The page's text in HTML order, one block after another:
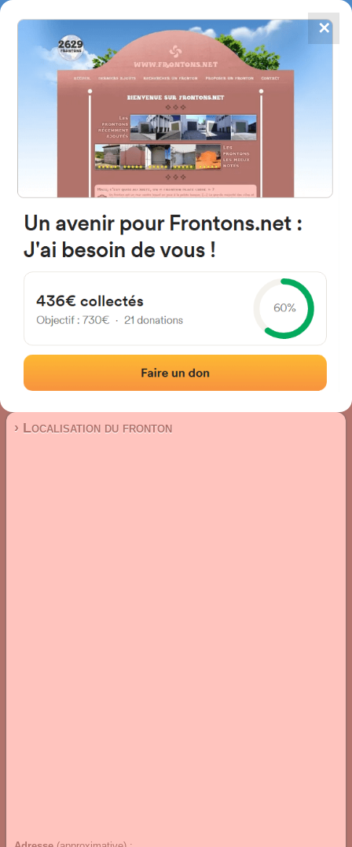
FRONTONS.NET
RECHERCHER UN FRONTON
PROPOSER UN FRONTON
4867
frontons
37768 Los Santos, Salamanque
Calle Solano 18D
Fronton place libre
Localisation|Photos|Commentaires et avis
› Localisation du fronton
✕